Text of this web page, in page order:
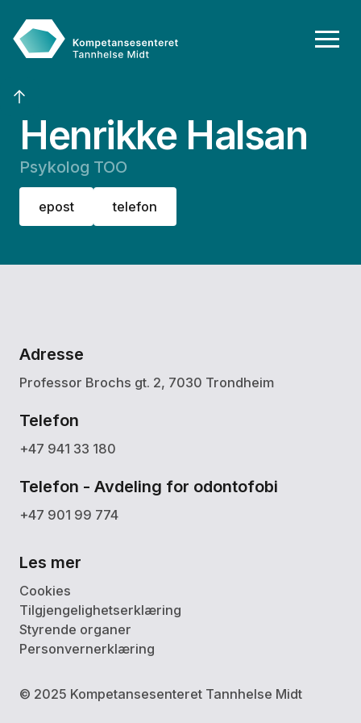
Henrikke Halsan
Psykolog TOO
epost telefon
Adresse
Professor Brochs gt. 2, 7030 Trondheim
Telefon
+47 941 33 180
Telefon - Avdeling for odontofobi
+47 901 99 774
Les mer
Cookies
Tilgjengelighetserklæring
Styrende organer
Personvernerklæring
© 2025 Kompetansesenteret Tannhelse Midt